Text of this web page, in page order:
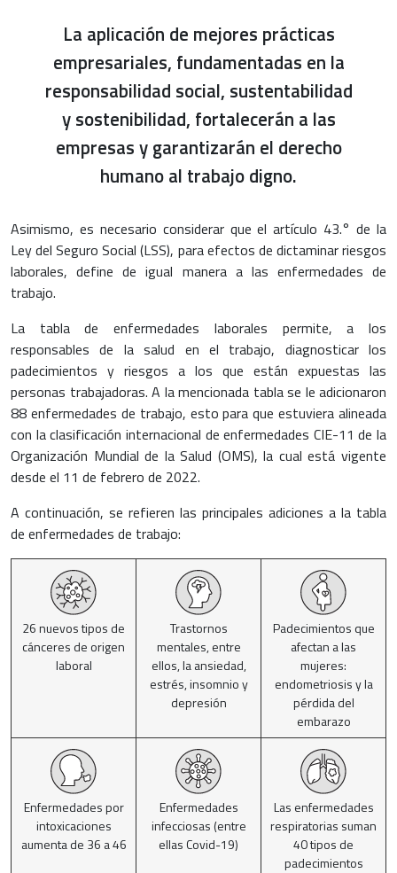
La aplicación de mejores prácticas
empresariales, fundamentadas en la
responsabilidad social, sustentabilidad
y sostenibilidad, fortalecerán a las
empresas y garantizarán el derecho
humano al trabajo digno.
Asimismo, es necesario considerar que el artículo 43.° de la
Ley del Seguro Social (LSS), para efectos de dictaminar riesgos
laborales, define de igual manera a las enfermedades de
trabajo.
La tabla de enfermedades laborales permite, a los
responsables de la salud en el trabajo, diagnosticar los
padecimientos y riesgos a los que están expuestas las
personas trabajadoras. A la mencionada tabla se le adicionaron
88 enfermedades de trabajo, esto para que estuviera alineada
con la clasificación internacional de enfermedades CIE-11 de la
Organización Mundial de la Salud (OMS), la cual está vigente
desde el 11 de febrero de 2022.
A continuación, se refieren las principales adiciones a la tabla
de enfermedades de trabajo:
26 nuevos tipos de
cánceres de origen
laboral
Trastornos
mentales, entre
ellos, la ansiedad,
estrés, insomnio y
depresión
Padecimientos que
afectan a las
mujeres:
endometriosis y la
pérdida del
embarazo
Enfermedades por
intoxicaciones
aumenta de 36 a 46
Enfermedades
infecciosas (entre
ellas Covid-19)
Las enfermedades
respiratorias suman
40 tipos de
padecimientos